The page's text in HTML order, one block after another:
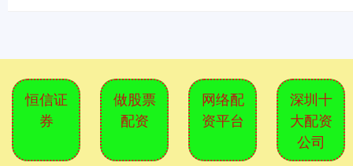
恒信证
券
做股票
配资
网络配
资平台
深圳十
大配资
公司